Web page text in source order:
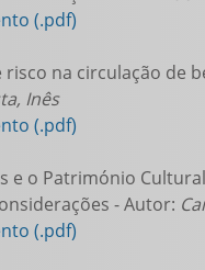
(.pdf)
risco na circulação de
Inês
(.pdf)
e o Património
- Autor:
(.pdf)